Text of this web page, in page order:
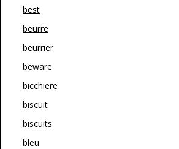
best
beurre
beurrier
beware
bicchiere
biscuit
biscuits
bleu